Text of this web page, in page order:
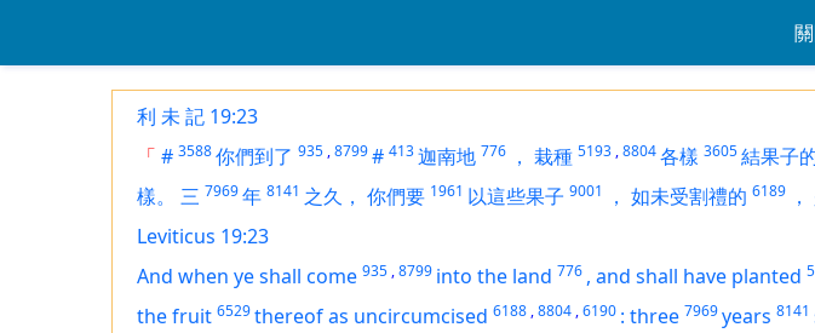
利 未 記 19:23
「 # 3588你們到了 935 ,8799# 413迦南地 776 ， 栽種 5193 ,8804各樣 3605結果子
樣。
三 7969年 8141 之久， 你們要 1961 以這些果子 9001 ， 如未受割禮的 6189 ，
Leviticus 19:23
And when ye shall come 935 ,8799 into the land 776 , and shall have planted
the fruit 6529thereof as uncircumcised 6188 ,8804 ,6190 : three 7969years 8141